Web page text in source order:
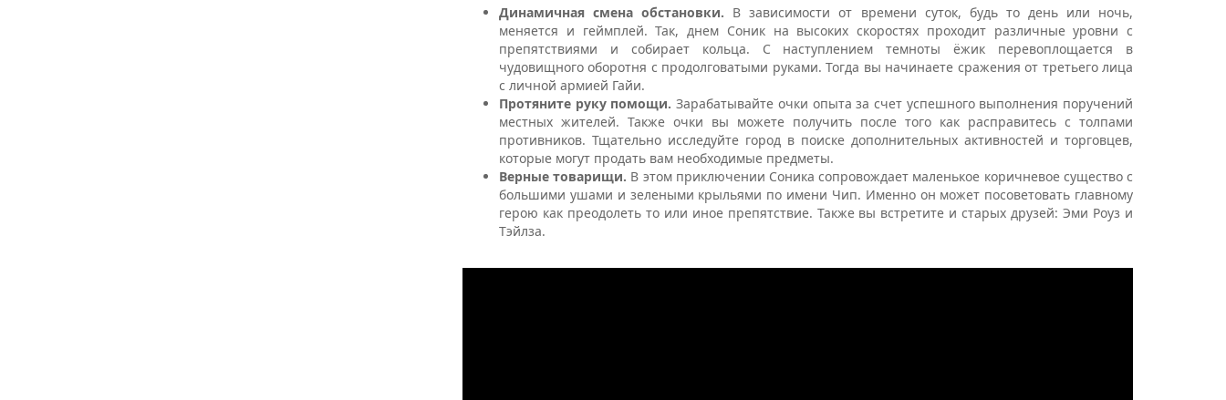
Динамичная смена обстановки. В зависимости от времени суток, будь то день или ночь,
меняется и геймплей. Так, днем Соник на высоких скоростях проходит различные уровни с
препятствиями и собирает кольца. С наступлением темноты ёжик перевоплощается в
чудовищного оборотня с продолговатыми руками. Тогда вы начинаете сражения от третьего лица
с личной армией Гайи.
Протяните руку помощи. Зарабатывайте очки опыта за счет успешного выполнения поручений
местных жителей. Также очки вы можете получить после того как расправитесь с толпами
противников. Тщательно исследуйте город в поиске дополнительных активностей и торговцев,
которые могут продать вам необходимые предметы.
Верные товарищи. В этом приключении Соника сопровождает маленькое коричневое существо с
большими ушами и зелеными крыльями по имени Чип. Именно он может посоветовать главному
герою как преодолеть то или иное препятствие. Также вы встретите и старых друзей: Эми Роуз и
Тэйлза.